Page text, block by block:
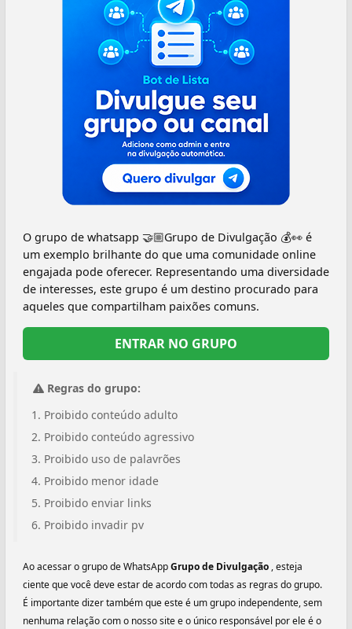
O grupo de whatsapp 🤝🏼Grupo de Divulgação 💰👀 é
um exemplo brilhante do que uma comunidade online
engajada pode oferecer. Representando uma diversidade
de interesses, este grupo é um destino procurado para
aqueles que compartilham paixões comuns.
ENTRAR NO GRUPO
Regras do grupo:
Proibido conteúdo adulto
Proibido conteúdo agressivo
Proibido uso de palavrões
Proibido menor idade
Proibido enviar links
Proibido invadir pv
Ao acessar o grupo de WhatsAppGrupo de Divulgação , esteja
ciente que você deve estar de acordo com todas as regras do grupo.
É importante dizer também que este é um grupo independente, sem
nenhuma relação com o nosso site e o único responsável por ele é o